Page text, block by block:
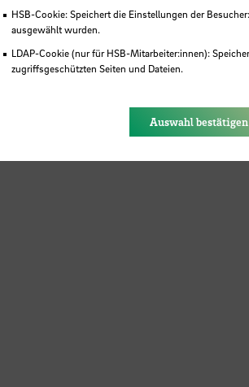
und Zuhören“ (Mehr
HSB-Cookie: Speichert die Einstellungen der
ausgewählt wurden.
LDAP-Cookie (nur für HSB-Mitarbeiter:innen):
zugriffsgeschützten Seiten und Dateien.
Auswahl bestätigen